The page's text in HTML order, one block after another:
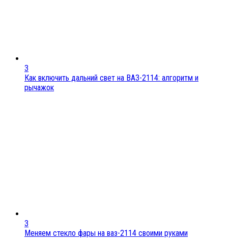
3
Как включить дальний свет на ВАЗ-2114: алгоритм и
рычажок
3
Меняем стекло фары на ваз-2114 своими руками